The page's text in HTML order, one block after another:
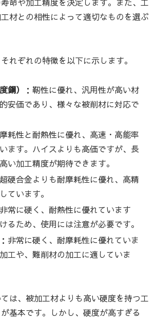
材との相性によって適切なものを選ぶ
れぞれの特徴を以下に示します。
鋼）
：靭性に優れ、汎用性が高い材
安価であり、様々な被削材に対応で
摩耗性と耐熱性に優れ、高速・高能率
ます。ハイスよりも高価ですが、長
い加工精度が期待できます。
超硬合金よりも耐摩耗性に優れ、高精
ています。
非常に硬く、耐熱性に優れています
るため、使用には注意が必要です。
：非常に硬く、耐摩耗性に優れていま
工や、難削材の加工に適していま
は、被加工材よりも高い硬度を持つ工
基本です。しかし、硬度が高すぎる